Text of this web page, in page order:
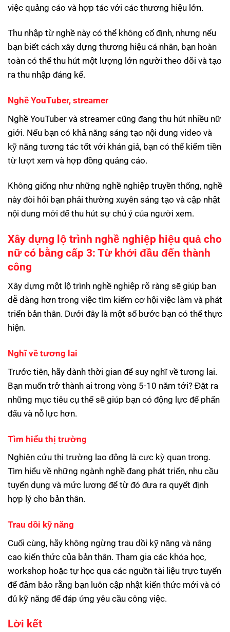
việc quảng cáo và hợp tác với các thương hiệu lớn.
Thu nhập từ nghề này có thể không cố định, nhưng nếu
bạn biết cách xây dựng thương hiệu cá nhân, bạn hoàn
toàn có thể thu hút một lượng lớn người theo dõi và tạo
ra thu nhập đáng kể.
Nghề YouTuber, streamer
Nghề YouTuber và streamer cũng đang thu hút nhiều nữ
giới. Nếu bạn có khả năng sáng tạo nội dung video và
kỹ năng tương tác tốt với khán giả, bạn có thể kiếm tiền
từ lượt xem và hợp đồng quảng cáo.
Không giống như những nghề nghiệp truyền thống, nghề
này đòi hỏi bạn phải thường xuyên sáng tạo và cập nhật
nội dung mới để thu hút sự chú ý của người xem.
Xây dựng lộ trình nghề nghiệp hiệu quả cho
nữ có bằng cấp 3: Từ khởi đầu đến thành
công
Xây dựng một lộ trình nghề nghiệp rõ ràng sẽ giúp bạn
dễ dàng hơn trong việc tìm kiếm cơ hội việc làm và phát
triển bản thân. Dưới đây là một số bước bạn có thể thực
hiện.
Nghĩ về tương lai
Trước tiên, hãy dành thời gian để suy nghĩ về tương lai.
Bạn muốn trở thành ai trong vòng 5-10 năm tới? Đặt ra
những mục tiêu cụ thể sẽ giúp bạn có động lực để phấn
đấu và nỗ lực hơn.
Tìm hiểu thị trường
Nghiên cứu thị trường lao động là cực kỳ quan trọng.
Tìm hiểu về những ngành nghề đang phát triển, nhu cầu
tuyển dụng và mức lương để từ đó đưa ra quyết định
hợp lý cho bản thân.
Trau dồi kỹ năng
Cuối cùng, hãy không ngừng trau dồi kỹ năng và nâng
cao kiến thức của bản thân. Tham gia các khóa học,
workshop hoặc tự học qua các nguồn tài liệu trực tuyến
để đảm bảo rằng bạn luôn cập nhật kiến thức mới và có
đủ kỹ năng để đáp ứng yêu cầu công việc.
Lời kết